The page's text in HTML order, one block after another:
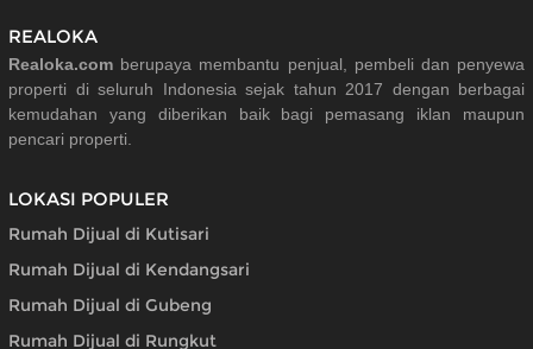
REALOKA
Realoka.com berupaya membantu penjual, pembeli dan penyewa
properti di seluruh Indonesia sejak tahun 2017 dengan berbagai
kemudahan yang diberikan baik bagi pemasang iklan maupun
pencari properti.
LOKASI POPULER
Rumah Dijual di Kutisari
Rumah Dijual di Kendangsari
Rumah Dijual di Gubeng
Rumah Dijual di Rungkut